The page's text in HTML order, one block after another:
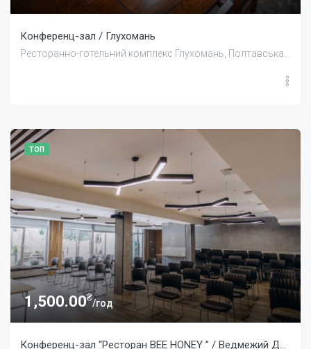
Конференц-зал / Глухомань
ТОП
1,500.00₴
/год
Конференц-зал “Ресторан BEE HONEY ” / Ведмежий Двір